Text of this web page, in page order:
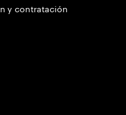
y contratación